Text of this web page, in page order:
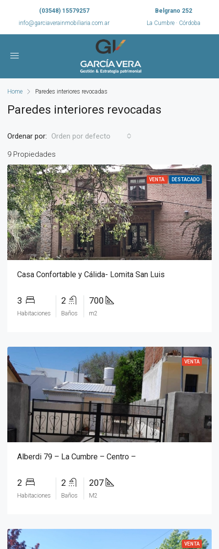
(03548) 15579257
info@garciaverainmobiliaria.com.ar
Belgrano 252
La Cumbre · Córdoba
Home Paredes interiores revocadas
Paredes interiores revocadas
9 Propiedades
Ordenar por: Orden por defecto
VENTA DESTACADO
Casa Confortable y Cálida- Lomita San Luis
3
Habitaciones
2
Baños
700
m2
VENTA
Alberdi 79 – La Cumbre – Centro –
2
Habitaciones
2
Baños
207
M2
VENTA